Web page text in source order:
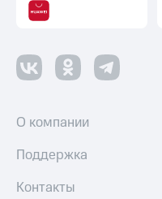
О компании
Поддержка
Контакты